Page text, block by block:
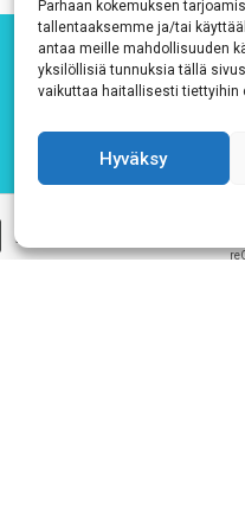
Parhaan kokemuksen
tallentaaksemme ja/tai
antaa meille mahdollisuuden
yksilöllisiä tunnuksia tällä
vaikuttaa haitallisesti tiettyihin
Hyväksy